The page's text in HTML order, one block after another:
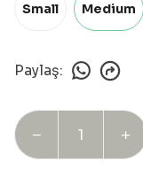
Small Medium
Paylaş: